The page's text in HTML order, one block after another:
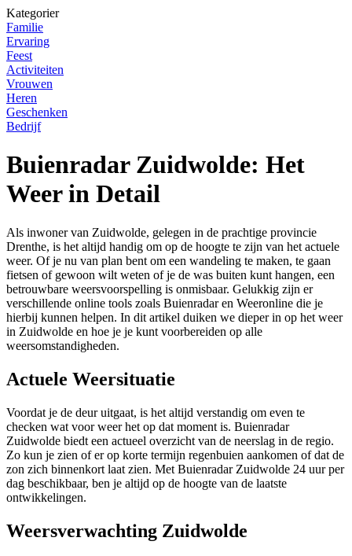
Kategorier
Familie
Ervaring
Feest
Activiteiten
Vrouwen
Heren
Geschenken
Bedrijf
Buienradar Zuidwolde: Het
Weer in Detail
Als inwoner van Zuidwolde, gelegen in de prachtige provincie
Drenthe, is het altijd handig om op de hoogte te zijn van het actuele
weer. Of je nu van plan bent om een wandeling te maken, te gaan
fietsen of gewoon wilt weten of je de was buiten kunt hangen, een
betrouwbare weersvoorspelling is onmisbaar. Gelukkig zijn er
verschillende online tools zoals Buienradar en Weeronline die je
hierbij kunnen helpen. In dit artikel duiken we dieper in op het weer
in Zuidwolde en hoe je je kunt voorbereiden op alle
weersomstandigheden.
Actuele Weersituatie
Voordat je de deur uitgaat, is het altijd verstandig om even te
checken wat voor weer het op dat moment is. Buienradar
Zuidwolde biedt een actueel overzicht van de neerslag in de regio.
Zo kun je zien of er op korte termijn regenbuien aankomen of dat de
zon zich binnenkort laat zien. Met Buienradar Zuidwolde 24 uur per
dag beschikbaar, ben je altijd op de hoogte van de laatste
ontwikkelingen.
Weersverwachting Zuidwolde